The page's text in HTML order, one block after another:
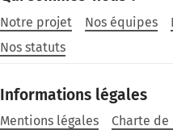
Notre projet Nos équipes
Nos statuts
Informations légales
Mentions légales
Charte